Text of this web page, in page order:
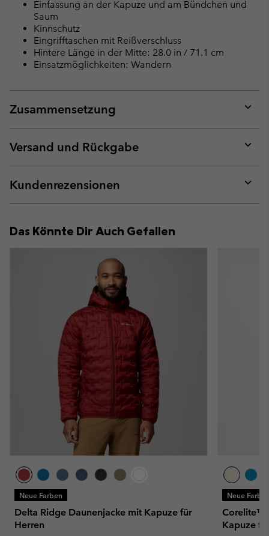
Einfassung an der Kapuze und am Bündchen und
Saum
Kinnschutz
Eingrifftaschen mit Reißverschluss
Hintere Länge in der Mitte: 28.0 in / 71.1 cm
Einsatzmöglichkeiten: Wandern
Zusammensetzung
or
Versand und Rückgabe
or
Kundenrezensionen
or
Das Könnte Dir Auch Gefallen
Neue Farben
Delta Ridge Daunenjacke mit Kapuze für
Herren
Neue
Corelite™
Kapuze